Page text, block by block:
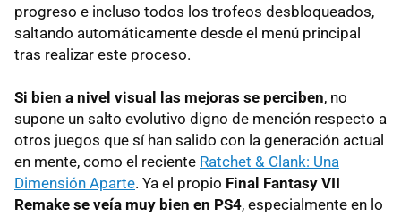
progreso e incluso todos los trofeos desbloqueados,
saltando automáticamente desde el menú principal
tras realizar este proceso.
Si bien a nivel visual las mejoras se perciben, no
supone un salto evolutivo digno de mención respecto a
otros juegos que sí han salido con la generación actual
en mente, como el reciente Ratchet & Clank: Una
Dimensión Aparte. Ya el propio Final Fantasy VII
Remake se veía muy bien en PS4, especialmente en lo